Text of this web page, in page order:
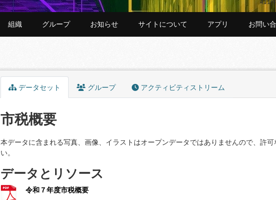
411
組織 グループ お知らせ サイトについて アプリ お問い
データセット グループ アクティビティストリーム
市税概要
本データに含まれる写真、画像、イラストはオープンデータではありませんので、許
い。
データとリソース
令和７年度市税概要